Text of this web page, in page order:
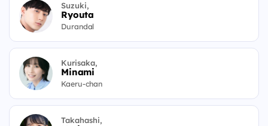
Suzuki,
Ryouta
Durandal
Kurisaka,
Minami
Kaeru-chan
Takahashi,